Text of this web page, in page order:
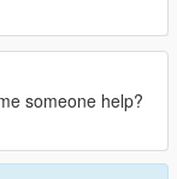
someone help?